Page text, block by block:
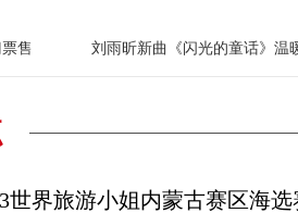
售 刘雨昕新曲《闪光的童话》温
世界旅游小姐内蒙古赛区海选